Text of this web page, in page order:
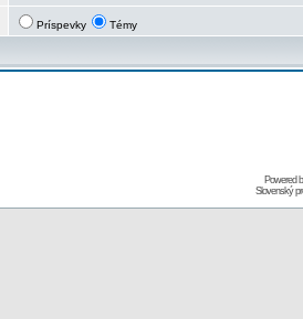
Príspevky Témy
Powered
Slovenský